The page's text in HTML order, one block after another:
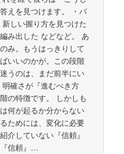
えを見つけます。 ・バ
しい握り方を見つけた
み出した などなど。 あ
み。もうはっきりして
いいのかが。この段階
うのは、まだ前半にい
確さが『進むべき方
の特徴です。 しかしも
何が起るか分からない
ためには、変化に必要
介していない『信頼』
信頼』…